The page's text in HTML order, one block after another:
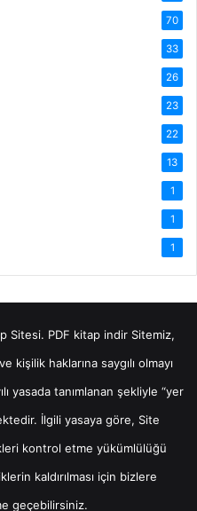
70
33
26
23
22
13
1
1
1
Sitesi. PDF kitap indirSitemiz,
kişilik haklarına saygılı olmayı
yasada tanımlanan şekliyle “yer
İlgili yasaya göre, Site
kontrol etme yükümlülüğü
kaldırılması için bizlere
geçebilirsiniz.